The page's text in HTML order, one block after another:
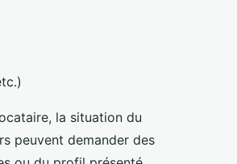
la situation du
peuvent demander des